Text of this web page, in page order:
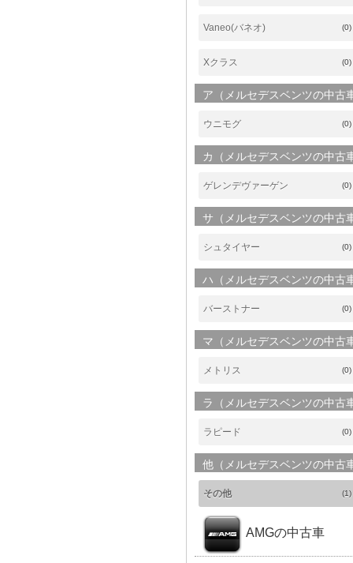
Vaneo(バネオ) (0)
Xクラス (0)
ア（メルセデスベンツの中古
ウニモグ (0)
カ（メルセデスベンツの中古
ゲレンデヴァーゲン (0)
サ（メルセデスベンツの中古
シュタイヤー (0)
ハ（メルセデスベンツの中古
バーストナー (0)
マ（メルセデスベンツの中古
メトリス (0)
ラ（メルセデスベンツの中古
ラピード (0)
他（メルセデスベンツの中古
その他 (1)
AMGの中古車